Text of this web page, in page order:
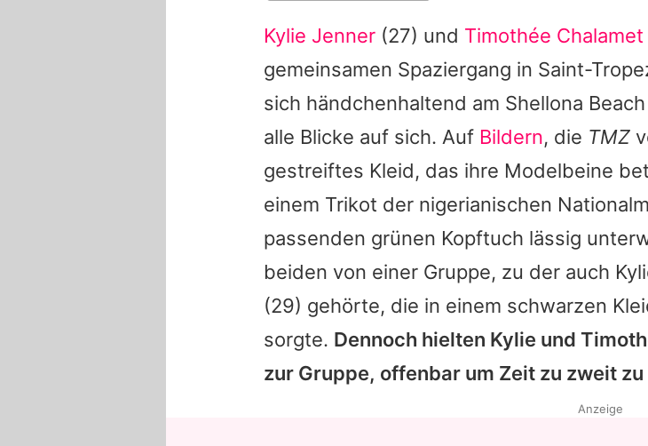
App runterladen
Team
Redaktionelle
Impressum
Kylie Jenner (27) und Timothée Chalamet
gemeinsamen Spaziergang in Saint-
sich händchenhaltend am Shellona
alle Blicke auf sich. Auf Bildern, die TMZ
gestreiftes Kleid, das ihre Modelbeine
einem Trikot der nigerianischen
passenden grünen Kopftuch lässig
beiden von einer Gruppe, zu der auch
(29) gehörte, die in einem schwarzen
sorgte. Dennoch hielten Kylie und
zur Gruppe, offenbar um Zeit zu zweit
Anzeige